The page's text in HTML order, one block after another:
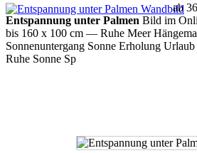
ab
Entspannung unter Palmen Bild im
bis 160 x 100 cm — Ruhe Meer
Sonnenuntergang Sonne Erholung
Ruhe Sonne Sp